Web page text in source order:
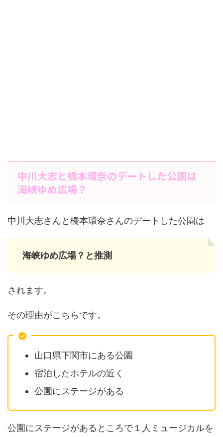
中川大志と橋本環奈のデートした公園は
海峡ゆめ広場？
中川大志さんと橋本環奈さんのデートした公園は
海峡ゆめ広場？と推測
されます。
その理由がこちらです。
山口県下関市にある公園
宿泊したホテルの近く
公園にステージがある
公園にステージがあるところで１人ミュージカルを